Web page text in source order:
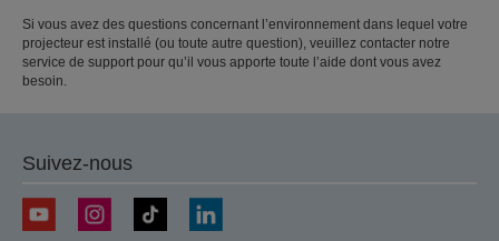
Si vous avez des questions concernant l’environnement dans lequel votre
projecteur est installé (ou toute autre question), veuillez contacter notre
service de support pour qu’il vous apporte toute l’aide dont vous avez
besoin.
Suivez-nous